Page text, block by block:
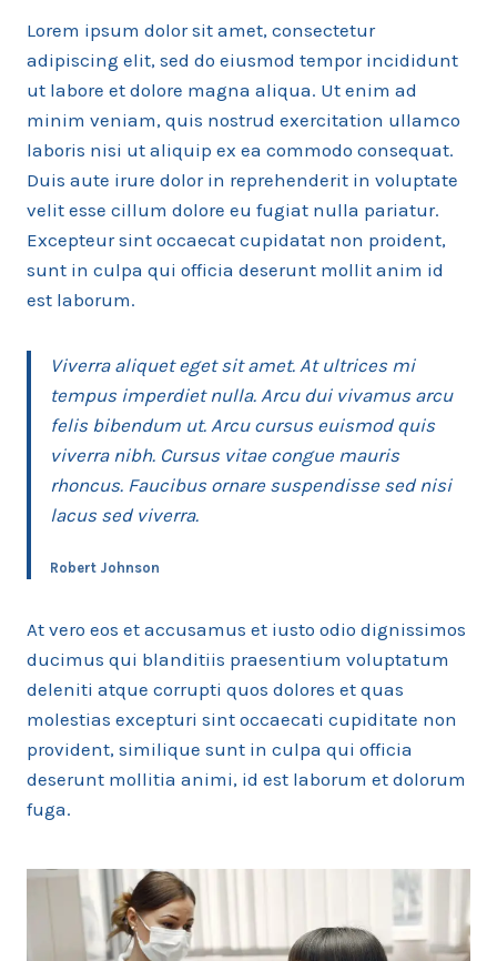
Lorem ipsum dolor sit amet, consectetur
adipiscing elit, sed do eiusmod tempor incididunt
ut labore et dolore magna aliqua. Ut enim ad
minim veniam, quis nostrud exercitation ullamco
laboris nisi ut aliquip ex ea commodo consequat.
Duis aute irure dolor in reprehenderit in voluptate
velit esse cillum dolore eu fugiat nulla pariatur.
Excepteur sint occaecat cupidatat non proident,
sunt in culpa qui officia deserunt mollit anim id
est laborum.
Viverra aliquet eget sit amet. At ultrices mi
tempus imperdiet nulla. Arcu dui vivamus arcu
felis bibendum ut. Arcu cursus euismod quis
viverra nibh. Cursus vitae congue mauris
rhoncus. Faucibus ornare suspendisse sed nisi
lacus sed viverra.
Robert Johnson
At vero eos et accusamus et iusto odio dignissimos
ducimus qui blanditiis praesentium voluptatum
deleniti atque corrupti quos dolores et quas
molestias excepturi sint occaecati cupiditate non
provident, similique sunt in culpa qui officia
deserunt mollitia animi, id est laborum et dolorum
fuga.